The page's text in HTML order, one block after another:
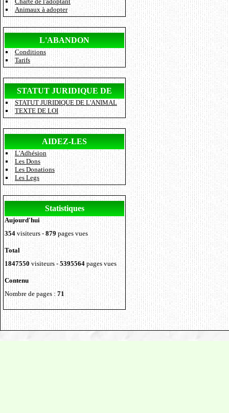
Animaux à adopter
L'ABANDON
Conditions
Tarifs
STATUT JURIDIQUE DE
L'ANIMAL
STATUT JURIDIQUE DE L'ANIMAL
TEXTE DE LOI
AIDEZ-LES
L'Adhésion
Les Dons
Les Donations
Les Legs
Statistiques
Aujourd'hui
354visiteurs -879 pages vues
Total
1847550 visiteurs -5395564pages vues
Contenu
Nombre de pages : 71